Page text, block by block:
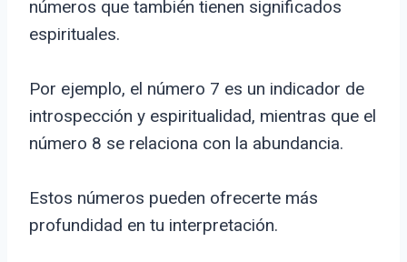
números que también tienen significados
espirituales.
Por ejemplo, el número 7 es un indicador de
introspección y espiritualidad, mientras que el
número 8 se relaciona con la abundancia.
Estos números pueden ofrecerte más
profundidad en tu interpretación.